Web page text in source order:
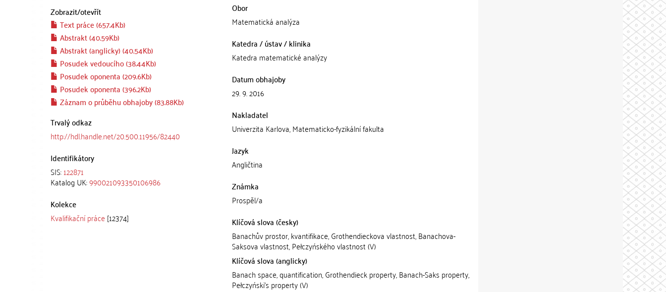
Zobrazit/otevřít
Text práce (657.4Kb)
Abstrakt (40.59Kb)
Abstrakt (anglicky) (40.54Kb)
Posudek vedoucího (38.44Kb)
Posudek oponenta (209.6Kb)
Posudek oponenta (396.2Kb)
Záznam o průběhu obhajoby (83.88Kb)
Trvalý odkaz
http://hdl.handle.net/20.500.11956/82440
Identifikátory
SIS:122871
Katalog UK:990021093350106986
Kolekce
Kvalifikační práce [12374]
Obor
Matematická analýza
Katedra / ústav / klinika
Katedra matematické analýzy
Datum obhajoby
29. 9. 2016
Nakladatel
Univerzita Karlova, Matematicko-fyzikální fakulta
Jazyk
Angličtina
Známka
Prospěl/a
Klíčová slova (česky)
Banachův prostor, kvantifikace, Grothendieckova vlastnost, Banachova-
Saksova vlastnost, Pełczyńského vlastnost (V)
Klíčová slova (anglicky)
Banach space, quantification, Grothendieck property, Banach-Saks property,
Pełczyński's property (V)